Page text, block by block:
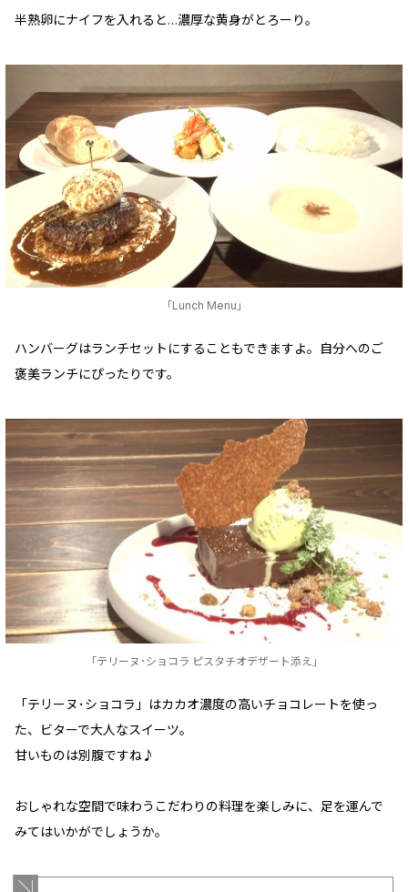
半熟卵にナイフを入れると…濃厚な黄身がとろーり。
「Lunch Menu」
ハンバーグはランチセットにすることもできますよ。自分へのご
褒美ランチにぴったりです。
「テリーヌ･ショコラ ピスタチオデザート添え」
「テリーヌ･ショコラ」はカカオ濃度の高いチョコレートを使っ
た、ビターで大人なスイーツ。
甘いものは別腹ですね♪
おしゃれな空間で味わうこだわりの料理を楽しみに、足を運んで
みてはいかがでしょうか。